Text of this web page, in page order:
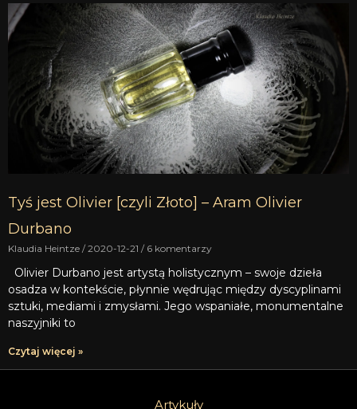
Tyś jest Olivier [czyli Złoto] – Aram Olivier
Durbano
Klaudia Heintze 2020-12-21 6 komentarzy
Olivier Durbano jest artystą holistycznym – swoje dzieła
osadza w kontekście, płynnie wędrując między dyscyplinami
sztuki, mediami i zmysłami. Jego wspaniałe, monumentalne
naszyjniki to
Czytaj więcej »
Artykuły